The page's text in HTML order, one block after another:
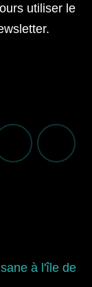
utiliser le
à l'île de